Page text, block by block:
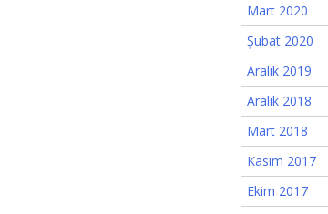
Mart 2020
Şubat 2020
Aralık 2019
Aralık 2018
Mart 2018
Kasım 2017
Ekim 2017